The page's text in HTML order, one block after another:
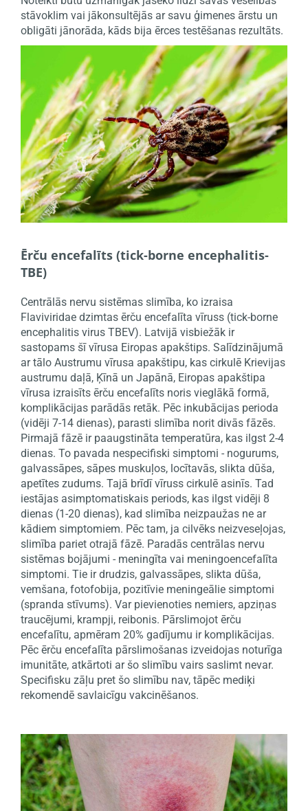
stāvoklim vai jākonsultējās ar savu ģimenes ārstu un
obligāti jānorāda, kāds bija ērces testēšanas rezultāts.
Ērču encefalīts (tick-borne encephalitis-
TBE)
Centrālās nervu sistēmas slimība, ko izraisa
Flaviviridae dzimtas ērču encefalīta vīruss (tick-borne
encephalitis virus TBEV). Latvijā visbiežāk ir
sastopams šī vīrusa Eiropas apakštips. Salīdzinājumā
ar tālo Austrumu vīrusa apakštipu, kas cirkulē Krievijas
austrumu daļā, Ķīnā un Japānā, Eiropas apakštipa
vīrusa izraisīts ērču encefalīts noris vieglākā formā,
komplikācijas parādās retāk. Pēc inkubācijas perioda
(vidēji 7-14 dienas), parasti slimība norit divās fāzēs.
Pirmajā fāzē ir paaugstināta temperatūra, kas ilgst 2-4
dienas. To pavada nespecifiski simptomi - nogurums,
galvassāpes, sāpes muskuļos, locītavās, slikta dūša,
apetītes zudums. Tajā brīdī vīruss cirkulē asinīs. Tad
iestājas asimptomatiskais periods, kas ilgst vidēji 8
dienas (1-20 dienas), kad slimība neizpaužas ne ar
kādiem simptomiem. Pēc tam, ja cilvēks neizveseļojas,
slimība pariet otrajā fāzē. Paradās centrālas nervu
sistēmas bojājumi - meningīta vai meningoencefalīta
simptomi. Tie ir drudzis, galvassāpes, slikta dūša,
vemšana, fotofobija, pozitīvie meningeālie simptomi
(spranda stīvums). Var pievienoties nemiers, apziņas
traucējumi, krampji, reibonis. Pārslimojot ērču
encefalītu, apmēram 20% gadījumu ir komplikācijas.
Pēc ērču encefalīta pārslimošanas izveidojas noturīga
imunitāte, atkārtoti ar šo slimību vairs saslimt nevar.
Specifisku zāļu pret šo slimību nav, tāpēc mediķi
rekomendē savlaicīgu vakcinēšanos.